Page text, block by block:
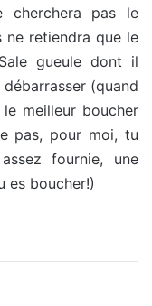
cherchera pas le
retiendra que le
gueule dont il
(quand
meilleur boucher
pas, pour moi, tu
fournie, une
es boucher!)